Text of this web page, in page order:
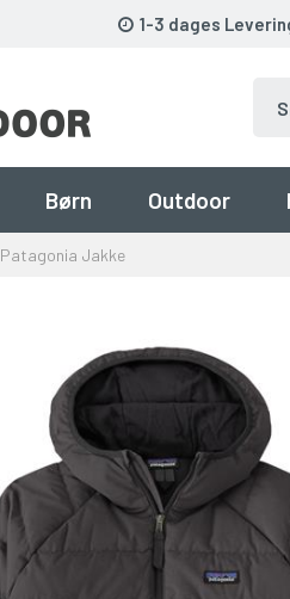
1-3 dages
Børn Outdoor
Patagonia Jakke